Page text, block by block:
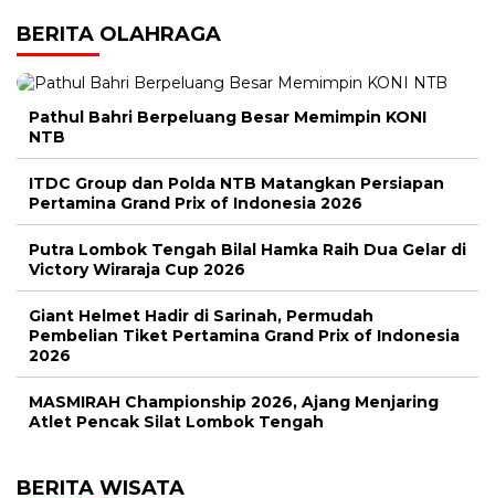
BERITA OLAHRAGA
Pathul Bahri Berpeluang Besar Memimpin KONI
NTB
ITDC Group dan Polda NTB Matangkan Persiapan
Pertamina Grand Prix of Indonesia 2026
Putra Lombok Tengah Bilal Hamka Raih Dua Gelar di
Victory Wiraraja Cup 2026
Giant Helmet Hadir di Sarinah, Permudah
Pembelian Tiket Pertamina Grand Prix of Indonesia
2026
MASMIRAH Championship 2026, Ajang Menjaring
Atlet Pencak Silat Lombok Tengah
BERITA WISATA